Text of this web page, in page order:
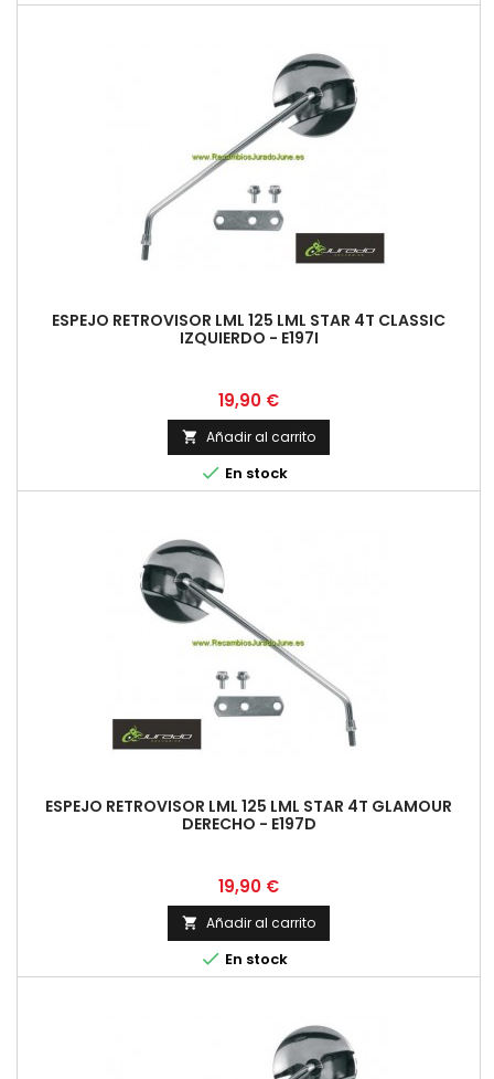
ESPEJO RETROVISOR LML 125 LML STAR 4T CLASSIC
IZQUIERDO - E197I
Precio
19,90 €
 Añadir al carrito
 En stock
ESPEJO RETROVISOR LML 125 LML STAR 4T GLAMOUR
DERECHO - E197D
Precio
19,90 €
 Añadir al carrito
 En stock